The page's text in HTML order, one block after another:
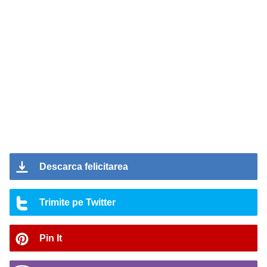
Descarca felicitarea
Trimite pe Twitter
Pin It